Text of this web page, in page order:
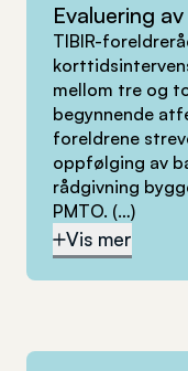
Evaluering
TIBIR-
mellom tre og
begynnende
foreldrene
oppfølging av
rådgivning
PMTO. (…)
Vis mer